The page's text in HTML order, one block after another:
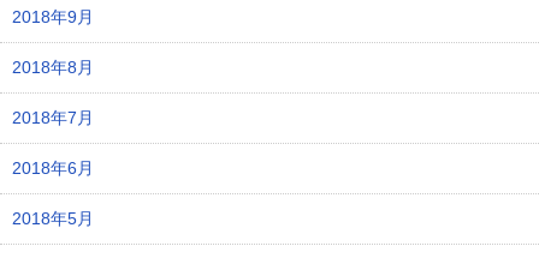
2018年9月
2018年8月
2018年7月
2018年6月
2018年5月